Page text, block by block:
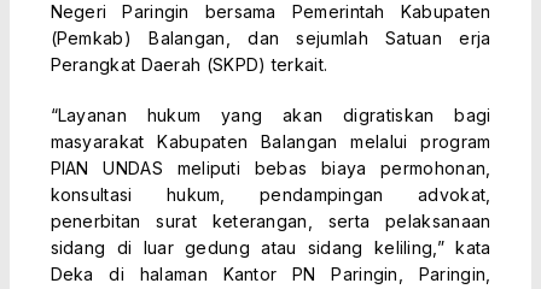
Negeri Paringin bersama Pemerintah Kabupaten
(Pemkab) Balangan, dan sejumlah Satuan erja
Perangkat Daerah (SKPD) terkait.
“Layanan hukum yang akan digratiskan bagi
masyarakat Kabupaten Balangan melalui program
PIAN UNDAS meliputi bebas biaya permohonan,
konsultasi hukum, pendampingan advokat,
penerbitan surat keterangan, serta pelaksanaan
sidang di luar gedung atau sidang keliling,” kata
Deka di halaman Kantor PN Paringin, Paringin,